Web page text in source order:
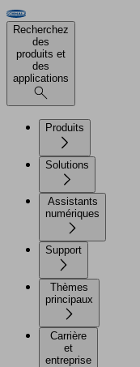
Recherchez
des
produits et
des
applications
Produits
Solutions
Assistants
numériques
Support
Thèmes
principaux
Carrière
et
entreprise